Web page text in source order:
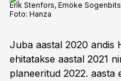
Erik Stenfors, Emöke
Foto: Hanza
Juba aastal 2020 andis
ehitatakse aastal 2021
planeeritud 2022. aasta